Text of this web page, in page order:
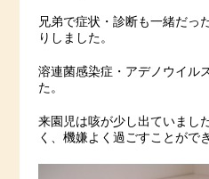
兄弟で症状・診断も一緒だっ
りしました。
溶連菌感染症・アデノウイル
た。
来園児は咳が少し出ていまし
く、機嫌よく過ごすことがで